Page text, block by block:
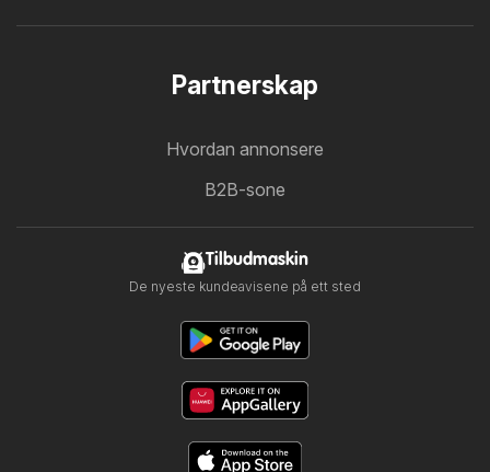
Partnerskap
Hvordan annonsere
B2B-sone
Tilbudmaskin
De nyeste kundeavisene på ett sted